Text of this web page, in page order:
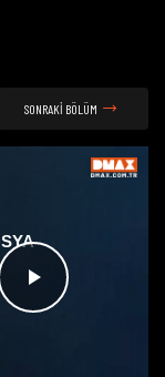
SONRAKİ BÖLÜM
Videoyu